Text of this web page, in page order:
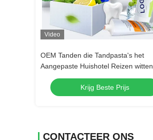
Video
OEM Tanden die Tandpasta's het
Aangepaste Huishotel Reizen witten
Krijg Beste Prijs
CONTACTEER ONS